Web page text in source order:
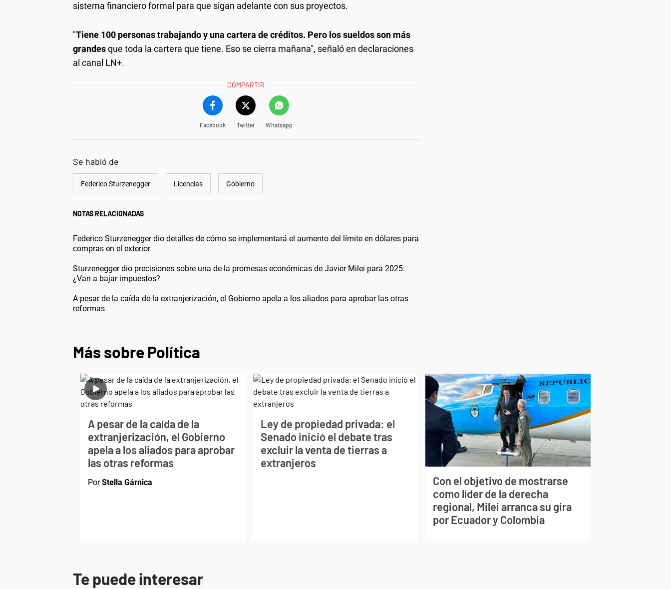
sistema financiero formal para que sigan adelante con sus proyectos.
"Tiene 100 personas trabajando y una cartera de créditos. Pero los sueldos son más
grandesque toda la cartera que tiene. Eso se cierra mañana", señaló en declaraciones
al canal LN+.
COMPARTIR
Facebook Twitter Whatsapp
Se habló de
Federico Sturzenegger Licencias Gobierno
NOTAS RELACIONADAS
Federico Sturzenegger dio detalles de cómo se implementará el aumento del límite en dólares para
compras en el exterior
Sturzenegger dio precisiones sobre una de la promesas económicas de Javier Milei para 2025:
¿Van a bajar impuestos?
A pesar de la caída de la extranjerización, el Gobierno apela a los aliados para aprobar las otras
reformas
Más sobre Política
A pesar de la caída de la
extranjerización, el Gobierno
apela a los aliados para aprobar
las otras reformas
PorStella Gárnica
Ley de propiedad privada: el
Senado inició el debate tras
excluir la venta de tierras a
extranjeros
Con el objetivo de mostrarse
como líder de la derecha
regional, Milei arranca su gira
por Ecuador y Colombia
Te puede interesar